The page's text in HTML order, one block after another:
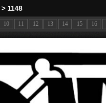
> 1148
10 11 12 13 14 15 16